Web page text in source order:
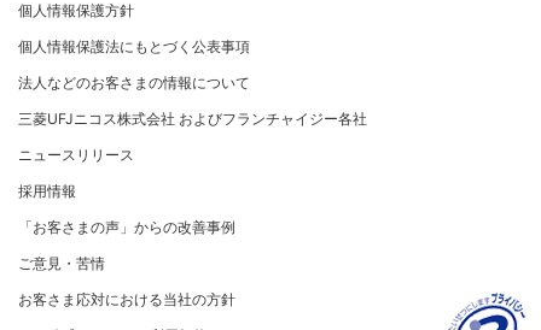
各種お問い合わせ
「三菱UFJニコスギフトカード」お取り扱いに関するご
ト）
セキュリティサービス
法人向けポータルサイト
リスク管理
マネー・ローンダリングおよびテロ資金供与等の対策に
関する取り組み
個人情報保護方針
クレジットポリシー
金融商品販売などの勧誘方針
お客さま応対における当社の方針
復興支援活動
お客さまに寄り添う
従業員とともに
MUFGグループ/サステナビリティサイト
お問い合わせ
重要なお知らせ
個人情報保護方針
個人情報保護法にもとづく公表事項
法人などのお客さまの情報について
三菱UFJニコス株式会社 およびフランチャイジー各社
ニュースリリース
採用情報
「お客さまの声」からの改善事例
ご意見・苦情
お客さま応対における当社の方針